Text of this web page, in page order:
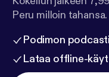
Peru milloin tahansa.
Podimon
Lataa offline-